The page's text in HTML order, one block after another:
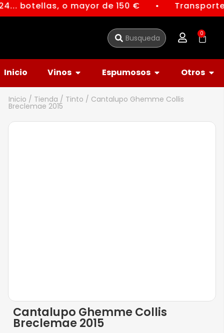
botellas, o mayor de 150 € ●
0
Inicio Vinos Espumosos Otros
Inicio / Tienda / Tinto / Cantalupo Ghemme Collis
Breclemae 2015
Cantalupo Ghemme Collis
Breclemae 2015